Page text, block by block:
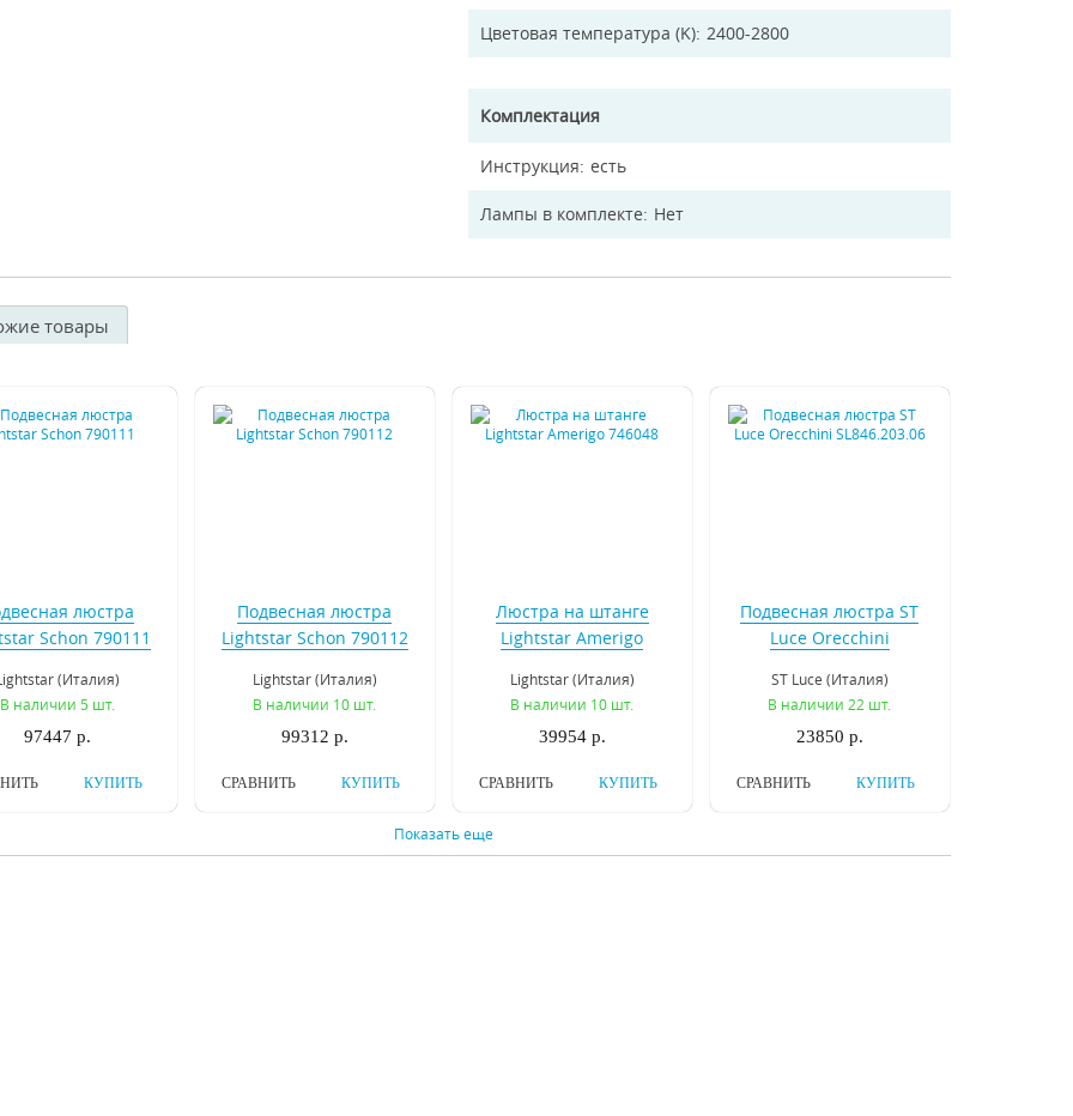
Цветовая температура (K) 2400-2800
Комплектация
Инструкция есть
Лампы в комплекте Нет
товары
люстра
Schon 790111
(Италия)
В наличии 5 шт.
97447 р.
КУПИТЬ
Подвесная люстра
Lightstar Schon 790112
Lightstar (Италия)
В наличии 10 шт.
99312 р.
КУПИТЬ
СРАВНИТЬ
Люстра на штанге
Lightstar Amerigo
Lightstar (Италия)
В наличии 10 шт.
39954 р.
КУПИТЬ
СРАВНИТЬ
Подвесная люстра ST
Luce Orecchini
ST Luce (Италия)
В наличии 22 шт.
23850 р.
КУПИТЬ
СРАВНИТЬ
Показать еще